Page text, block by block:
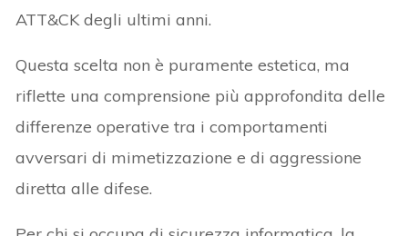
ATT&CK degli ultimi anni.
Questa scelta non è puramente estetica, ma
riflette una comprensione più approfondita delle
differenze operative tra i comportamenti
avversari di mimetizzazione e di aggressione
diretta alle difese.